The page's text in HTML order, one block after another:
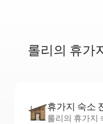
롤리의 휴가
휴가지 숙소
롤리의 휴가지